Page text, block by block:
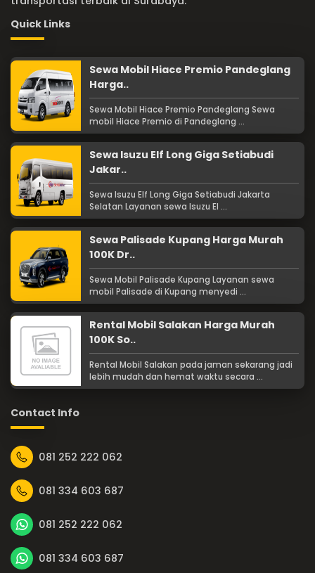
Quick Links
Sewa Mobil Hiace Premio Pandeglang
Harga..
Sewa Mobil Hiace Premio Pandeglang Sewa
mobil Hiace Premio di Pandeglang ...
Sewa Isuzu Elf Long Giga Setiabudi
Jakar..
Sewa Isuzu Elf Long Giga Setiabudi Jakarta
Selatan Layanan sewa Isuzu El ...
Sewa Palisade Kupang Harga Murah
100K Dr..
Sewa Mobil Palisade Kupang Layanan sewa
mobil Palisade di Kupang menyedi ...
Rental Mobil Salakan Harga Murah
100K So..
Rental Mobil Salakan pada jaman sekarang jadi
lebih mudah dan hemat waktu secara ...
Contact Info
081 252 222 062
081 334 603 687
081 252 222 062
081 334 603 687